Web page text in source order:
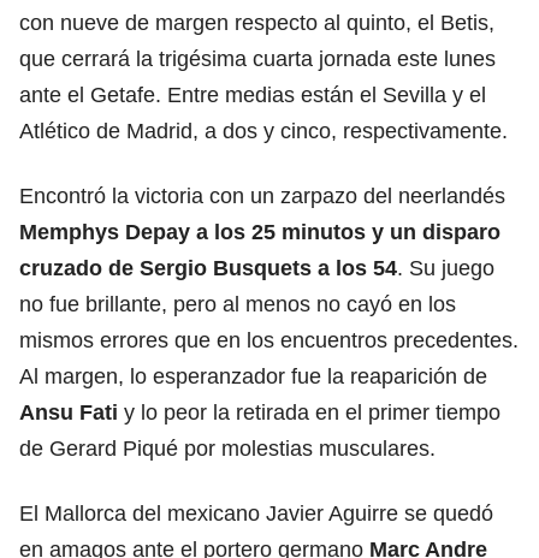
con nueve de margen respecto al quinto, el Betis,
que cerrará la trigésima cuarta jornada este lunes
ante el Getafe. Entre medias están el Sevilla y el
Atlético de Madrid, a dos y cinco, respectivamente.
Encontró la victoria con un zarpazo del neerlandés
Memphys Depay a los 25 minutos y un disparo
cruzado de Sergio Busquets a los 54. Su juego
no fue brillante, pero al menos no cayó en los
mismos errores que en los encuentros precedentes.
Al margen, lo esperanzador fue la reaparición de
Ansu Fati y lo peor la retirada en el primer tiempo
de Gerard Piqué por molestias musculares.
El Mallorca del mexicano Javier Aguirre se quedó
en amagos ante el portero germano Marc Andre